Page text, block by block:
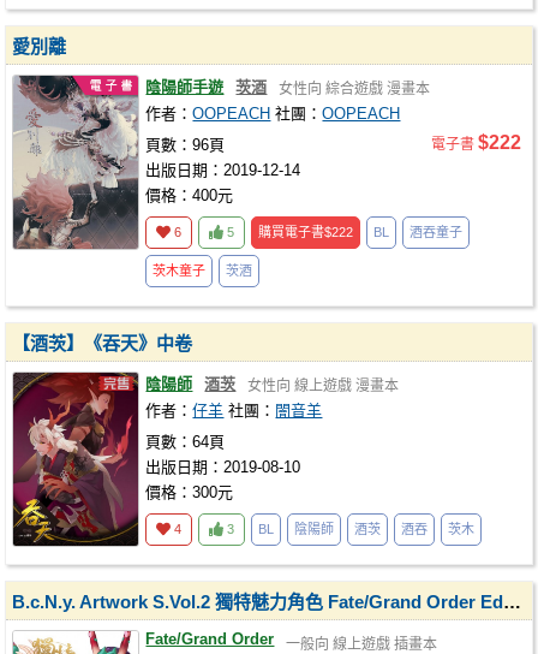
愛別離
陰陽師手遊 茨酒 女性向 綜合遊戲 漫畫本
作者：OOPEACH 社團：OOPEACH
頁數：96頁
出版日期：2019-12-14
價格：400元
電子書 $222
6 5 購買電子書$222 BL 酒吞童子
茨木童子 茨酒
【酒茨】《吞天》中卷
陰陽師 酒茨 女性向 線上遊戲 漫畫本
作者：仔羊 社團： 闇音羊
頁數：64頁
出版日期：2019-08-10
價格：300元
4 3 BL 陰陽師 酒茨 酒吞 茨木
B.c.N.y. Artwork S.Vol.2 獨特魅力角色 Fate/Grand Order Edition
Fate/Grand Order 一般向 線上遊戲 插畫本